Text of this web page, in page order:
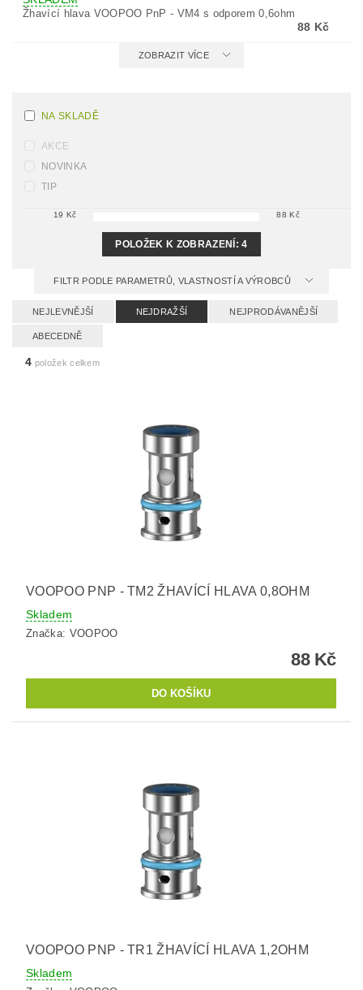
Žhavící hlava VOOPOO PnP - VM4 s odporem 0,6ohm
88 Kč
ZOBRAZIT VÍCE
NA SKLADĚ
AKCE
NOVINKA
TIP
19 Kč 88 Kč
POLOŽEK K ZOBRAZENÍ:4
FILTR PODLE PARAMETRŮ, VLASTNOSTÍ A VÝROBCŮ
NEJLEVNĚJŠÍ NEJDRAŽŠÍ NEJPRODÁVANĚJŠÍ
ABECEDNĚ
4 položek celkem
VOOPOO PNP - TM2 ŽHAVÍCÍ HLAVA 0,8OHM
Skladem
Značka: VOOPOO
88 Kč
VOOPOO PNP - TR1 ŽHAVÍCÍ HLAVA 1,2OHM
Skladem